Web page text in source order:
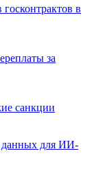
в
за
санкции
данных для ИИ-